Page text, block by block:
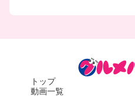
トップ
動画一覧